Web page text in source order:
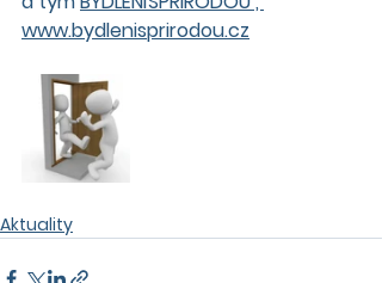
www.bydlenisprirodou.cz
Aktuality